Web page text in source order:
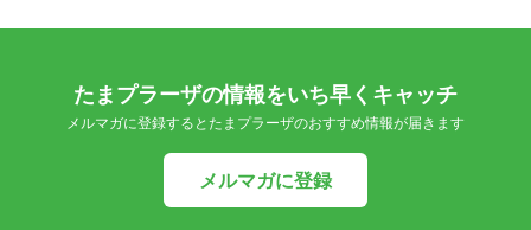
たまプラーザの情報をいち早くキャッチ
メルマガに登録するとたまプラーザのおすすめ情報が届きます
メルマガに登録